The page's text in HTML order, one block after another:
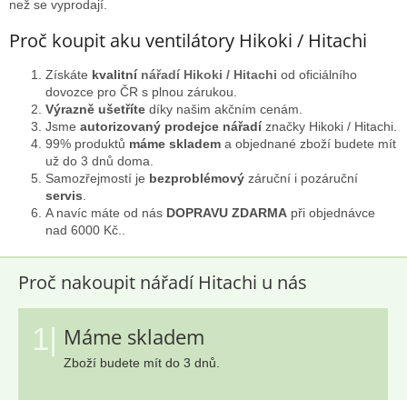
k
y
v
ý
p
i
s
než se vyprodají.
Proč koupit aku ventilátory Hikoki / Hitachi
Získáte kvalitní nářadí Hikoki / Hitachi od oficiálního
dovozce pro ČR s plnou zárukou.
Výrazně ušetříte díky našim akčním cenám.
Jsme autorizovaný prodejce nářadíznačky Hikoki / Hitachi.
99% produktů máme skladem a objednané zboží budete mít
už do 3 dnů doma.
Samozřejmostí je bezproblémový záruční i pozáruční
servis
A navíc máte od nás DOPRAVU ZDARMA při objednávce
nad 6000 Kč..
Proč nakoupit nářadí Hitachi u nás
1| Máme skladem
Zboží budete mít do 3 dnů.